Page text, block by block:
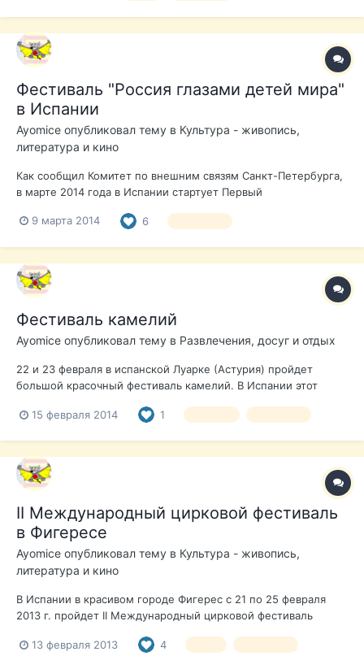
Фестиваль "Россия глазами детей мира"
в Испании
Ayomice опубликовал тему в Культура - живопись,
литература и кино
Как сообщил Комитет по внешним связям Санкт-Петербурга,
в марте 2014 года в Испании стартует Первый
творчества "Россия глазами детей мира" Фестиваль
9 марта 2014 6
Фестиваль камелий
Ayomice опубликовал тему в Развлечения, досуг и отдых
22 и 23 февраля в испанской Луарке (Астурия) пройдет
большой красочный фестиваль камелий. В Испании этот
сбрасывает лепесток за лепестком, а сразу засыхает
15 февраля 2014 1
II Международный цирковой фестиваль
в Фигересе
Ayomice опубликовал тему в Культура - живопись,
литература и кино
В Испании в красивом городе Фигерес с 21 по 25 февраля
2013 г. пройдет II Международный цирковой фестиваль
de Figueres, участие в котором примут цирковые артисты из
13 февраля 2013 4